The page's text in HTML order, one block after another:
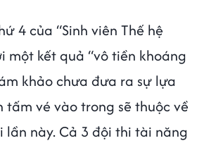
4 của “Sinh viên Thế hệ
một kết quả “vô tiền khoáng
khảo chưa đưa ra sự lựa
tấm vé vào trong sẽ thuộc về
này. Cả 3 đội thi tài năng